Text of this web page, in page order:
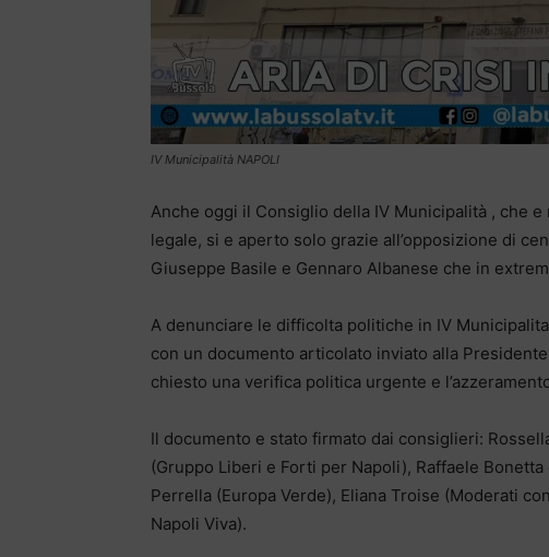
IV Municipalità NAPOLI
Anche oggi il Consiglio della IV Municipalità , che
legale, si e aperto solo grazie all’opposizione di
Giuseppe Basile e Gennaro Albanese che in
A denunciare le difficolta politiche in IV
con un documento articolato inviato alla
chiesto una verifica politica urgente e
Il documento e stato firmato dai consiglieri:
(Gruppo Liberi e Forti per Napoli), Raffaele
Perrella (Europa Verde), Eliana Troise (Moderati
Napoli Viva).